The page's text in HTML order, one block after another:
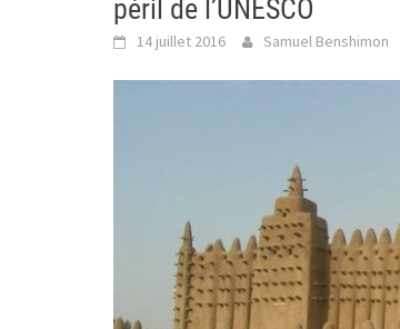
péril de l’UNESCO
14 juillet 2016 Samuel Benshimon